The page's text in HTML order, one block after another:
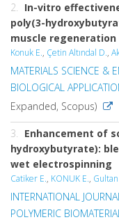
2. In-vitro
poly(3-
muscle regeneration
Konuk E., Çetin Altındal D.,
MATERIALS SCIENCE &
BIOLOGICAL
Expanded, Scopus)
3. Enhancement of
hydroxybutyrate):
wet electrospinning
Catiker E., KONUK E.,
INTERNATIONAL
POLYMERIC